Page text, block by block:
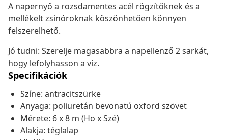
A napernyő a rozsdamentes acél rögzítőknek és a
mellékelt zsinóroknak köszönhetően könnyen
felszerelhető.
Jó tudni: Szerelje magasabbra a napellenző 2 sarkát,
hogy lefolyhasson a víz.
Specifikációk
Színe: antracitszürke
Anyaga: poliuretán bevonatú oxford szövet
Mérete: 6 x 8 m (Ho x Szé)
Alakja: téglalap